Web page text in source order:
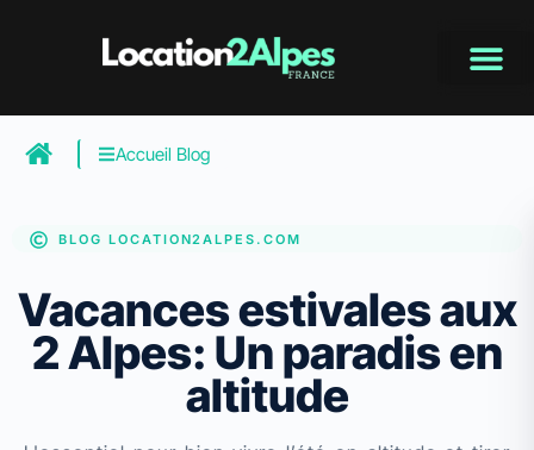
Accueil Blog
BLOG LOCATION2ALPES.COM
Vacances estivales aux
2 Alpes: Un paradis en
altitude